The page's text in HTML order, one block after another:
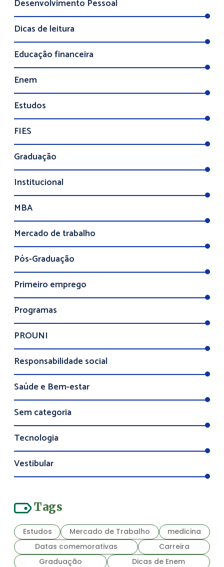
Desenvolvimento Pessoal
Dicas de leitura
Educação financeira
Enem
Estudos
FIES
Graduação
Institucional
MBA
Mercado de trabalho
Pós-Graduação
Primeiro emprego
Programas
PROUNI
Responsabilidade social
Saúde e Bem-estar
Sem categoria
Tecnologia
Vestibular
Tags
Estudos Mercado de Trabalho
medicina
Datas comemorativas
Carreira
Graduação
Dicas de Enem